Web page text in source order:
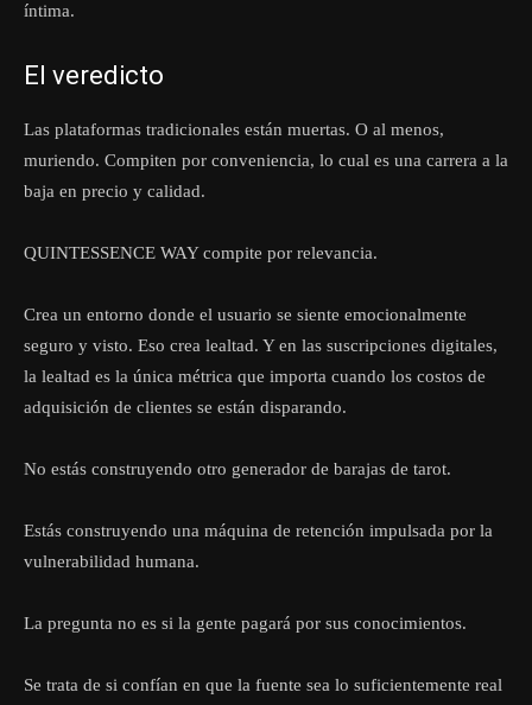
íntima.
El veredicto
Las plataformas tradicionales están muertas. O al menos,
muriendo. Compiten por conveniencia, lo cual es una carrera a la
baja en precio y calidad.
QUINTESSENCE WAY compite por relevancia.
Crea un entorno donde el usuario se siente emocionalmente
seguro y visto. Eso crea lealtad. Y en las suscripciones digitales,
la lealtad es la única métrica que importa cuando los costos de
adquisición de clientes se están disparando.
No estás construyendo otro generador de barajas de tarot.
Estás construyendo una máquina de retención impulsada por la
vulnerabilidad humana.
La pregunta no es si la gente pagará por sus conocimientos.
Se trata de si confían en que la fuente sea lo suficientemente real